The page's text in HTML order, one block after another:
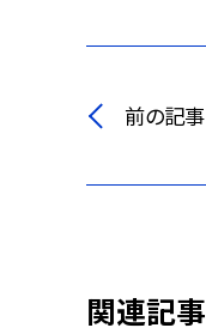
前の記事
関連記事